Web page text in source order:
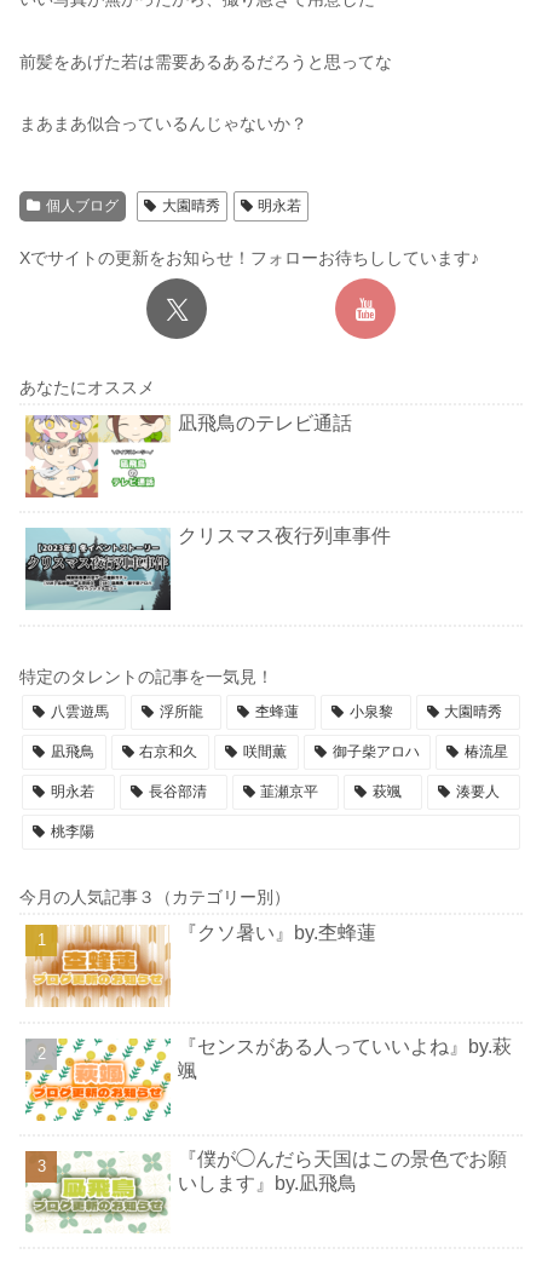
前髪をあげた若は需要あるあるだろうと思ってな
まあまあ似合っているんじゃないか？
個人ブログ 大園晴秀 明永若
Xでサイトの更新をお知らせ！フォローお待ちししています♪
あなたにオススメ
凪飛鳥のテレビ通話
クリスマス夜行列車事件
特定のタレントの記事を一気見！
八雲遊馬 浮所龍 杢蜂蓮 小泉黎 大園晴秀
凪飛鳥 右京和久 咲間薫 御子柴アロハ 椿流星
明永若 長谷部清 韮瀬京平 萩颯 湊要人
桃李陽
今月の人気記事３（カテゴリー別）
『クソ暑い』by.杢蜂蓮
『センスがある人っていいよね』by.萩
颯
『僕が◯んだら天国はこの景色でお願
いします』by.凪飛鳥